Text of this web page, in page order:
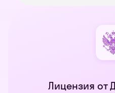
Лицензия от